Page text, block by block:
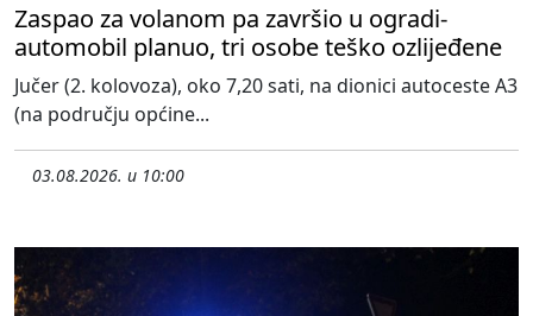
Zaspao za volanom pa završio u ogradi-
automobil planuo, tri osobe teško ozlijeđene
Jučer (2. kolovoza), oko 7,20 sati, na dionici autoceste A3
(na području općine...
03.08.2026. u 10:00